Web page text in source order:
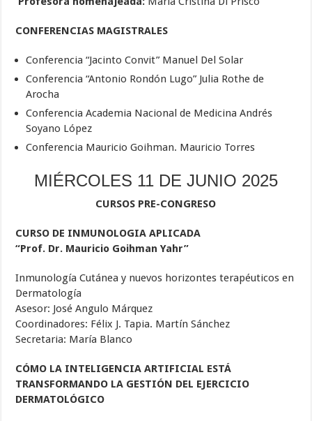
CONFERENCIAS MAGISTRALES
Conferencia “Jacinto Convit” Manuel Del Solar
Conferencia “Antonio Rondón Lugo” Julia Rothe de
Arocha
Conferencia Academia Nacional de Medicina Andrés
Soyano López
Conferencia Mauricio Goihman. Mauricio Torres
MIÉRCOLES 11 DE JUNIO 2025
CURSOS PRE-CONGRESO
CURSO DE INMUNOLOGIA APLICADA
“Prof. Dr. Mauricio Goihman Yahr”
Inmunología Cutánea y nuevos horizontes terapéuticos en
Dermatología
Asesor: José Angulo Márquez
Coordinadores: Félix J. Tapia. Martín Sánchez
Secretaria: María Blanco
CÓMO LA INTELIGENCIA ARTIFICIAL ESTÁ
TRANSFORMANDO LA GESTIÓN DEL EJERCICIO
DERMATOLÓGICO